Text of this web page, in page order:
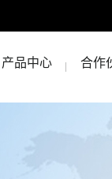
产品中心 合作